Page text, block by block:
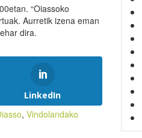
“Oiassoko
Aurretik izena eman
dira.
LinkedIn
, Vindolandako